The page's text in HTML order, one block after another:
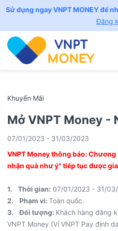
Sử dụng ngay VNPT MONEY để
Đăng
Khuyến Mãi
Mở VNPT Money -
07/01/2023 - 31/03/2023
VNPT Money thông báo:
nhận quà như ý" tiếp tục được
1. Thời gian: 07/01/2023 - 31/
2. Phạm vi: Toàn quốc.
3. Đối tượng: Khách hàng đăng
VNPT Money (Ví VNPT Pay định